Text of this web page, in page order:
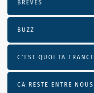
BRÈVES
BUZZ
C'EST QUOI TA
CA RESTE ENTRE NOUS